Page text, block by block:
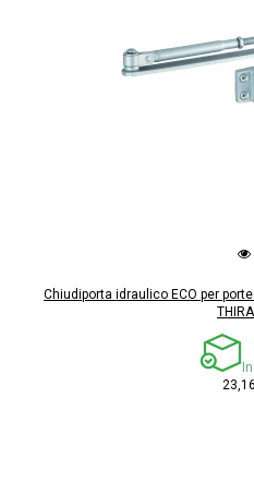
Chiudiporta idraulico ECO per